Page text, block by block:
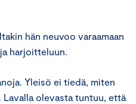
hän neuvoo varaamaan
harjoitteluun.
Yleisö ei tiedä, miten
olevasta tuntuu, että